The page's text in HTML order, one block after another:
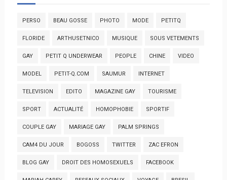
PERSO BEAU GOSSE PHOTO MODE PETITQ
FLORIDE ARTHUSETNICO MUSIQUE SOUS VETEMENTS
GAY PETIT Q UNDERWEAR PEOPLE CHINE VIDEO
MODEL PETIT-Q.COM SAUMUR INTERNET
TELEVISION EDITO MAGAZINE GAY TOURISME
SPORT ACTUALITÉ HOMOPHOBIE SPORTIF
COUPLE GAY MARIAGE GAY PALM SPRINGS
CAM4 DU JOUR BOGOSS TWITTER ZAC EFRON
BLOG GAY DROIT DES HOMOSEXUELS FACEBOOK